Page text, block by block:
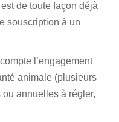
de toute façon déjà
souscription à un
l’engagement
animale (plusieurs
annuelles à régler,